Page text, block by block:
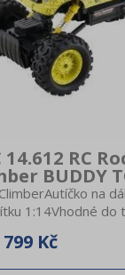
14.612 RC
BUDDY
na
1:14Vhodné do
štěrk, prašná
světlaVelikost 35
pohon všech
799 Kč